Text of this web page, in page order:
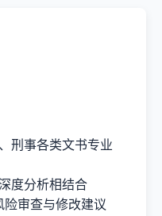
刑事各类文书专业
度分析相结合
险审查与修改建议